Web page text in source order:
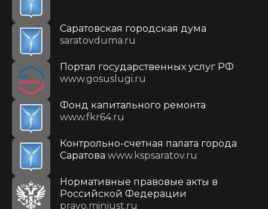
Саратовская городская дума
saratovduma.ru
Портал государственных услуг РФ
www.gosuslugi.ru
Фонд капитального ремонта
www.fkr64.ru
Контрольно-счетная палата города
Саратова www.kspsaratov.ru
Нормативные правовые акты в
Российской Федерации
pravo.minjust.ru